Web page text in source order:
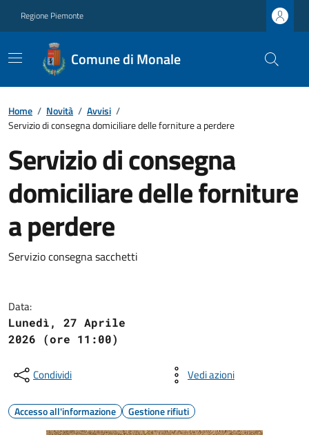
Regione Piemonte
Comune di Monale
Home / Novità / Avvisi /
Servizio di consegna domiciliare delle forniture a perdere
Servizio di consegna
domiciliare delle forniture
a perdere
Servizio consegna sacchetti
Data:
Lunedì, 27 Aprile
2026 (ore 11:00)
Condividi Vedi azioni
Accesso all'informazione Gestione rifiuti